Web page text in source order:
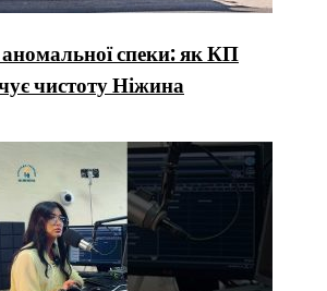
спеки: як КП
чистоту Ніжина